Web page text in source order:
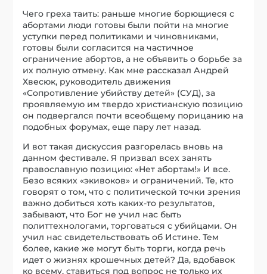
Чего греха таить: раньше многие борющиеся с
абортами люди готовы были пойти на многие
уступки перед политиками и чиновниками,
готовы были согласится на частичное
ограничение абортов, а не объявить о борьбе за
их полную отмену. Как мне рассказал Андрей
Хвесюк, руководитель движения
«Сопротивление убийству детей» (СУД), за
проявляемую им твердо христианскую позицию
он подвергался почти всеобщему порицанию на
подобных форумах, еще пару лет назад.
И вот такая дискуссия разгорелась вновь на
данном фестивале. Я призвал всех занять
православную позицию: «Нет абортам!» И все.
Безо всяких «экивоков» и ограничений. Те, кто
говорят о том, что с политической точки зрения
важно добиться хоть каких-то результатов,
забывают, что Бог не учил нас быть
политтехнологами, торговаться с убийцами. Он
учил нас свидетельствовать об Истине. Тем
более, какие же могут быть торги, когда речь
идет о жизнях крошечных детей? Да, вдобавок
ко всему, ставиться под вопрос не только их